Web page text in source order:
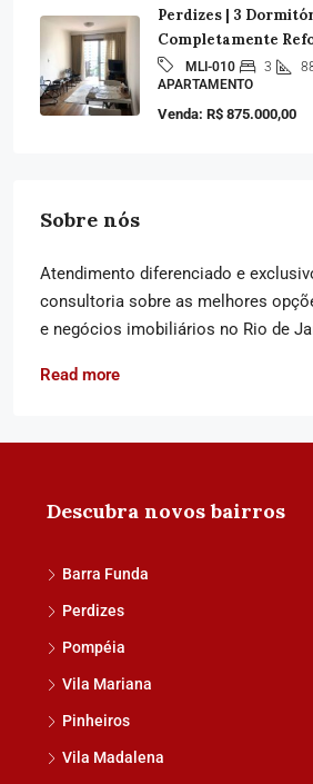
Perdizes | 3
Completamente
MLI-010 3
APARTAMENTO
Venda: R$ 875.000,00
Sobre nós
Atendimento diferenciado e
consultoria sobre as melhores
e negócios imobiliários no Rio de
Read more
Descubra novos bairros
Barra Funda
Perdizes
Pompéia
Vila Mariana
Pinheiros
Vila Madalena